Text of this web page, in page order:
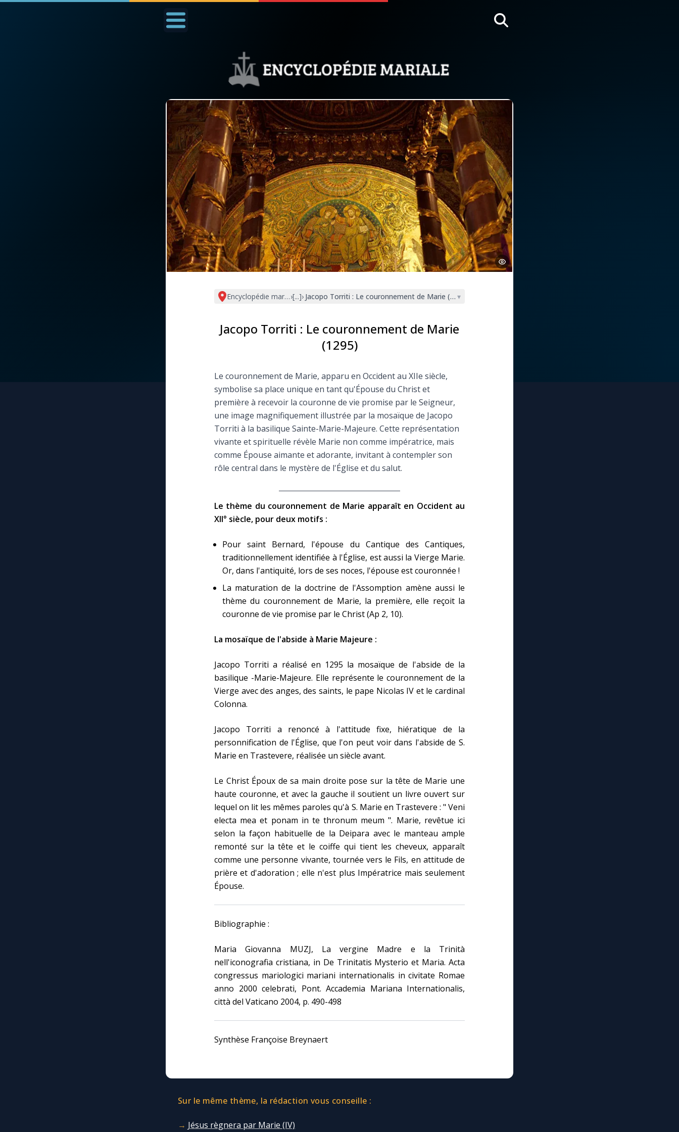
Nous soutenir À propos Facebook Infos légales
Prier au quotidien
Avec Thérèse de Lisieux
L'Évangile chaque jour
Les premiers samedis
du mois
Marie qui défait les
nœuds
◼︎À la une
1000 Raisons de Croire
Chapelet pour le monde
Contact
Faire un don
Marie de Nazareth
Encyclopédie mariale
›[...]› Jacopo Torriti : Le couronnement de Marie (1295)
▾
Jacopo Torriti : Le couronnement de Marie
(1295)
Le couronnement de Marie, apparu en Occident au XIIe siècle,
symbolise sa place unique en tant qu'Épouse du Christ et
première à recevoir la couronne de vie promise par le Seigneur,
une image magnifiquement illustrée par la mosaïque de Jacopo
Torriti à la basilique Sainte-Marie-Majeure. Cette représentation
vivante et spirituelle révèle Marie non comme impératrice, mais
comme Épouse aimante et adorante, invitant à contempler son
rôle central dans le mystère de l'Église et du salut.
Le thème du couronnement de Marie apparaît en Occident au
XII° siècle, pour deux motifs :
Pour saint Bernard, l'épouse du Cantique des Cantiques,
traditionnellement identifiée à l'Église, est aussi la Vierge Marie.
Or, dans l'antiquité, lors de ses noces, l'épouse est couronnée !
La maturation de la doctrine de l'Assomption amène aussi le
thème du couronnement de Marie, la première, elle reçoit la
couronne de vie promise par le Christ (Ap 2, 10).
La mosaïque de l'abside à Marie Majeure :
Jacopo Torriti a réalisé en 1295 la mosaïque de l'abside de la
basilique -Marie-Majeure. Elle représente le couronnement de la
Vierge avec des anges, des saints, le pape Nicolas IV et le cardinal
Colonna.
Jacopo Torriti a renoncé à l'attitude fixe, hiératique de la
personnification de l'Église, que l'on peut voir dans l'abside de S.
Marie en Trastevere, réalisée un siècle avant.
Le Christ Époux de sa main droite pose sur la tête de Marie une
haute couronne, et avec la gauche il soutient un livre ouvert sur
lequel on lit les mêmes paroles qu'à S. Marie en Trastevere : " Veni
electa mea et ponam in te thronum meum ". Marie, revêtue ici
selon la façon habituelle de la Deipara avec le manteau ample
remonté sur la tête et le coiffe qui tient les cheveux, apparaît
comme une personne vivante, tournée vers le Fils, en attitude de
prière et d'adoration ; elle n'est plus Impératrice mais seulement
Épouse.
Bibliographie :
Maria Giovanna MUZJ, La vergine Madre e la Trinità
nell'iconografia cristiana, in De Trinitatis Mysterio et Maria. Acta
congressus mariologici mariani internationalis in civitate Romae
anno 2000 celebrati, Pont. Accademia Mariana Internationalis,
città del Vaticano 2004, p. 490-498
Synthèse Françoise Breynaert
Sur le même thème, la rédaction vous conseille :
Jésus règnera par Marie (IV)